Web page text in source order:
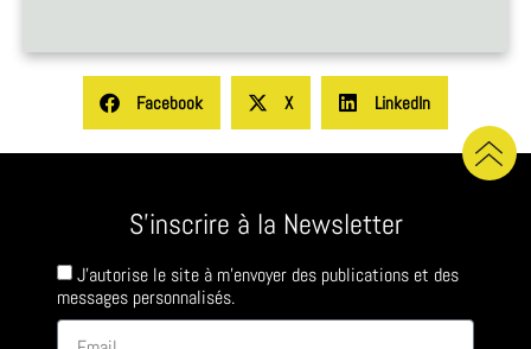
Facebook X LinkedIn
S'inscrire à la Newsletter
J'autorise le site à m'envoyer des publications et des
messages personnalisés.